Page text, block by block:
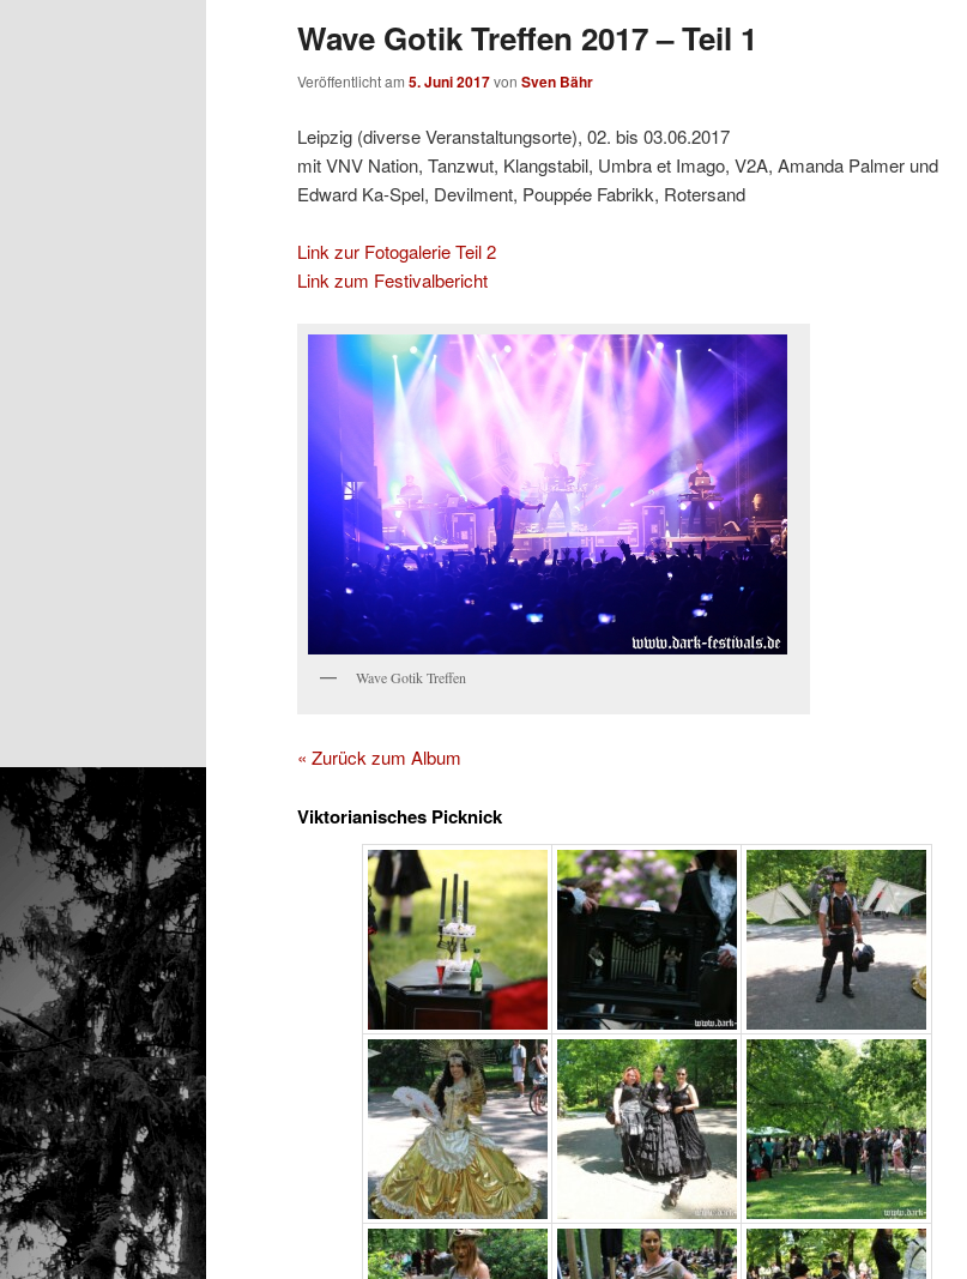
Wave Gotik Treffen 2017 – Teil 1
Veröffentlicht am 5. Juni 2017von Sven Bähr
Leipzig (diverse Veranstaltungsorte), 02. bis 03.06.2017
mitVNV Nation, Tanzwut, Klangstabil, Umbra et Imago, V2A, Amanda Palmer und
Edward Ka-Spel, Devilment, Pouppée Fabrikk, Rotersand
Link zur Fotogalerie Teil 2
Link zum Festivalbericht
Wave Gotik Treffen
« Zurück zum Album
Viktorianisches Picknick